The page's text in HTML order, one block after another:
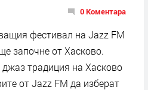
0 Коментара
фестивал на Jazz FM
започне от Хасково.
традиция на Хасково
от Jazz FM да изберат